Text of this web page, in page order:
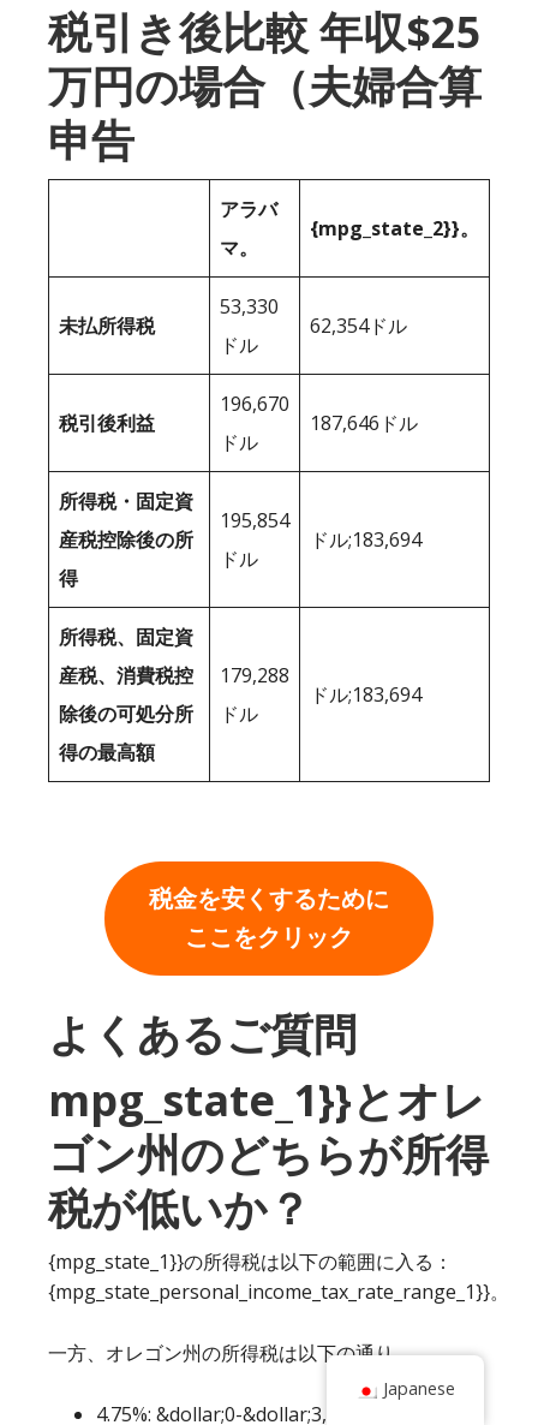
税引き後比較 年収$25
万円の場合（夫婦合算
申告
アラバ
マ。
{mpg_state_2}}。
未払所得税
53,330
ドル
62,354ドル
税引後利益
196,670
ドル
187,646ドル
所得税・固定資
産税控除後の所
得
195,854
ドル
ドル;183,694
所得税、固定資
産税、消費税控
除後の可処分所
得の最高額
179,288
ドル
ドル;183,694
税金を安くするために
ここをクリック
よくあるご質問
mpg_state_1}}とオレ
ゴン州のどちらが所得
税が低いか？
{mpg_state_1}}の所得税は以下の範囲に入る：
{mpg_state_personal_income_tax_rate_range_1}}。
一方、オレゴン州の所得税は以下の通り。
4.75%: &dollar;0-&dollar;3,750
Japanese